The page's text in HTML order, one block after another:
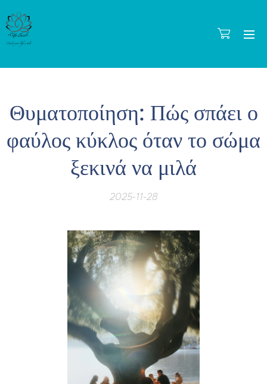
Θυματοποίηση: Πώς σπάει ο
φαύλος κύκλος όταν το σώμα
ξεκινά να μιλά
2025-11-28